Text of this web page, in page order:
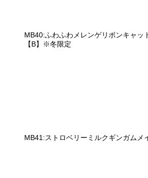
MB40:ふわふわメレンゲリボンキャッ
【B】※冬限定
MB41:ストロベリーミルクギンガムメ